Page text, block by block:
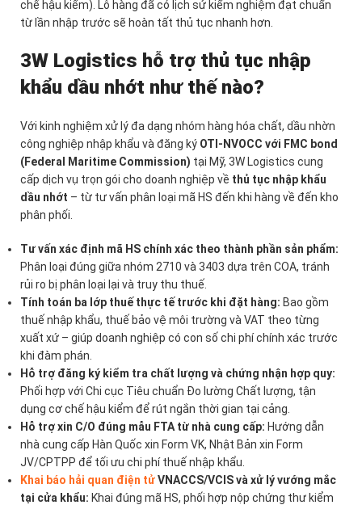
chế hậu kiểm). Lô hàng đã có lịch sử kiểm nghiệm đạt chuẩn
từ lần nhập trước sẽ hoàn tất thủ tục nhanh hơn.
3W Logistics hỗ trợ thủ tục nhập
khẩu dầu nhớt như thế nào?
Với kinh nghiệm xử lý đa dạng nhóm hàng hóa chất, dầu nhờn
công nghiệp nhập khẩu và đăng ký OTI-NVOCC với FMC bond
(Federal Maritime Commission) tại Mỹ, 3W Logistics cung
cấp dịch vụ trọn gói cho doanh nghiệp về thủ tục nhập khẩu
dầu nhớt – từ tư vấn phân loại mã HS đến khi hàng về đến kho
phân phối.
Tư vấn xác định mã HS chính xác theo thành phần sản phẩm:
Phân loại đúng giữa nhóm 2710 và 3403 dựa trên COA, tránh
rủi ro bị phân loại lại và truy thu thuế.
Tính toán ba lớp thuế thực tế trước khi đặt hàng: Bao gồm
thuế nhập khẩu, thuế bảo vệ môi trường và VAT theo từng
xuất xứ – giúp doanh nghiệp có con số chi phí chính xác trước
khi đàm phán.
Hỗ trợ đăng ký kiểm tra chất lượng và chứng nhận hợp quy:
Phối hợp với Chi cục Tiêu chuẩn Đo lường Chất lượng, tận
dụng cơ chế hậu kiểm để rút ngắn thời gian tại cảng.
Hỗ trợ xin C/O đúng mẫu FTA từ nhà cung cấp: Hướng dẫn
nhà cung cấp Hàn Quốc xin Form VK, Nhật Bản xin Form
JV/CPTPP để tối ưu chi phí thuế nhập khẩu.
Khai báo hải quan điện tửVNACCS/VCIS và xử lý vướng mắc
tại cửa khẩu: Khai đúng mã HS, phối hợp nộp chứng thư kiểm